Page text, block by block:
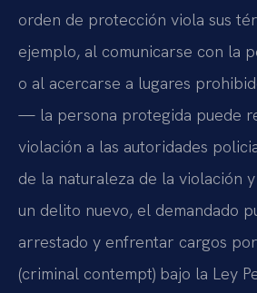
orden de protección viola sus
ejemplo, al comunicarse con la
o al acercarse a lugares
— la persona protegida puede
violación a las autoridades
de la naturaleza de la violación
un delito nuevo, el demandado
arrestado y enfrentar cargos
(criminal contempt) bajo la Ley